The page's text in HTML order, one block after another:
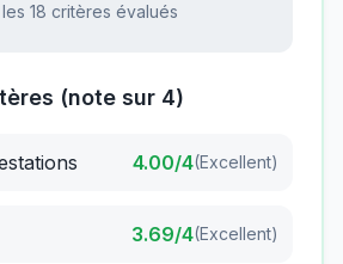
18 critères évalués
(note sur 4)
4.00/4(Excellent)
3.69/4(Excellent)